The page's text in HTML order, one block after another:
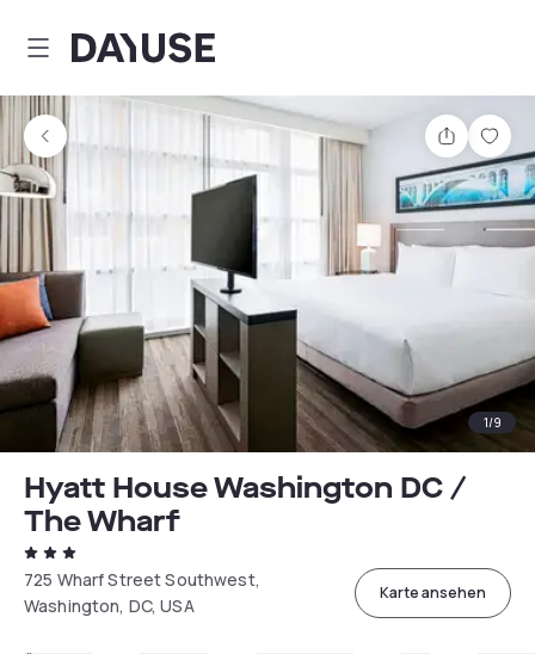
Dayuse
Teilen
1/9
Hyatt House Washington DC /
The Wharf
725 Wharf Street Southwest,
Washington, DC, USA
Karte ansehen